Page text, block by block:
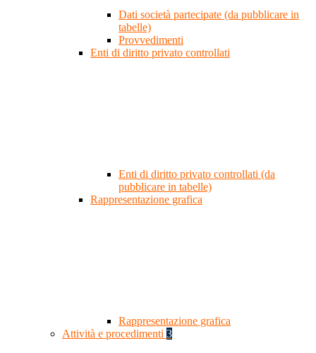
Dati società partecipate (da pubblicare in
tabelle)
Provvedimenti
Enti di diritto privato controllati
Enti di diritto privato controllati (da
pubblicare in tabelle)
Rappresentazione grafica
Rappresentazione grafica
Attività e procedimenti 3